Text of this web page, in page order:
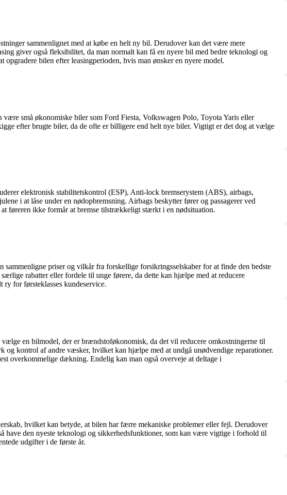
sammenlignet med at købe en helt ny bil. Derudover kan det være mere
giver også fleksibilitet, da man normalt kan få en nyere bil med bedre teknologi og
bilen efter leasingperioden, hvis man ønsker en nyere model.
små økonomiske biler som Ford Fiesta, Volkswagen Polo, Toyota Yaris eller
efter brugte biler, da de ofte er billigere end helt nye biler. Vigtigt er det dog at vælge
elektronisk stabilitetskontrol (ESP), Anti-lock bremserystem (ABS), airbags,
i at låse under en nødopbremsning. Airbags beskytter fører og passagerer ved
føreren ikke formår at bremse tilstrækkeligt stærkt i en nødsituation.
priser og vilkår fra forskellige forsikringsselskaber for at finde den bedste
rabatter eller fordele til unge førere, da dette kan hjælpe med at reducere
ry for førsteklasses kundeservice.
en bilmodel, der er brændstoføkonomisk, da det vil reducere omkostningerne til
kontrol af andre væsker, hvilket kan hjælpe med at undgå unødvendige reparationer.
overkommelige dækning. Endelig kan man også overveje at deltage i
hvilket kan betyde, at bilen har færre mekaniske problemer eller fejl. Derudover
den nyeste teknologi og sikkerhedsfunktioner, som kan være vigtige i forhold til
udgifter i de første år.